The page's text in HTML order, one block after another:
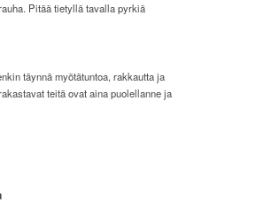
Pitää tietyllä tavalla pyrkiä
täynnä myötätuntoa, rakkautta ja
teitä ovat aina puolellanne ja